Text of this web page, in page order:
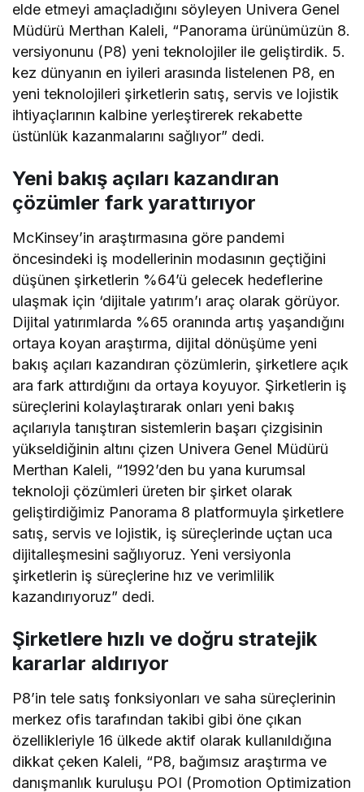
elde etmeyi amaçladığını söyleyen Univera Genel
Müdürü Merthan Kaleli, “Panorama ürünümüzün 8.
versiyonunu (P8) yeni teknolojiler ile geliştirdik. 5.
kez dünyanın en iyileri arasında listelenen P8, en
yeni teknolojileri şirketlerin satış, servis ve lojistik
ihtiyaçlarının kalbine yerleştirerek rekabette
üstünlük kazanmalarını sağlıyor” dedi.
Yeni bakış açıları kazandıran
çözümler fark yarattırıyor
McKinsey’in araştırmasına göre pandemi
öncesindeki iş modellerinin modasının geçtiğini
düşünen şirketlerin %64’ü gelecek hedeflerine
ulaşmak için ‘dijitale yatırım’ı araç olarak görüyor.
Dijital yatırımlarda %65 oranında artış yaşandığını
ortaya koyan araştırma, dijital dönüşüme yeni
bakış açıları kazandıran çözümlerin, şirketlere açık
ara fark attırdığını da ortaya koyuyor. Şirketlerin iş
süreçlerini kolaylaştırarak onları yeni bakış
açılarıyla tanıştıran sistemlerin başarı çizgisinin
yükseldiğinin altını çizen Univera Genel Müdürü
Merthan Kaleli, “1992’den bu yana kurumsal
teknoloji çözümleri üreten bir şirket olarak
geliştirdiğimiz Panorama 8 platformuyla şirketlere
satış, servis ve lojistik, iş süreçlerinde uçtan uca
dijitalleşmesini sağlıyoruz. Yeni versiyonla
şirketlerin iş süreçlerine hız ve verimlilik
kazandırıyoruz” dedi.
Şirketlere hızlı ve doğru stratejik
kararlar aldırıyor
P8’in tele satış fonksiyonları ve saha süreçlerinin
merkez ofis tarafından takibi gibi öne çıkan
özellikleriyle 16 ülkede aktif olarak kullanıldığına
dikkat çeken Kaleli, “P8, bağımsız araştırma ve
danışmanlık kuruluşu POI (Promotion Optimization